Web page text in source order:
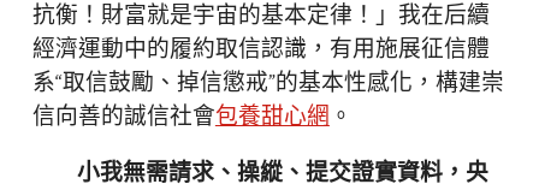
抗衡！財富就是宇宙的基本定律！」我在后續
經濟運動中的履約取信認識，有用施展征信體
系“取信鼓勵、掉信懲戒”的基本性感化，構建崇
信向善的誠信社會包養甜心網。
小我無需請求、操縱、提交證實資料，央